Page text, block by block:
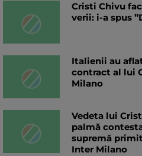
Cristi Chivu
verii: i-a spus
Italienii au
contract al lui
Milano
Vedeta lui
palmă
supremă
Inter Milano